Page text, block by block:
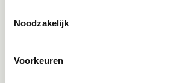
Noodzakelijk
Voorkeuren
App: 06-21959869
Facebook